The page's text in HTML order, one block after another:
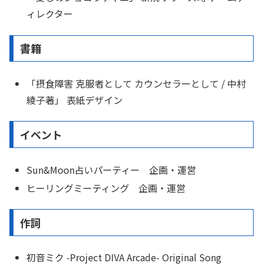
ィレクター
書籍
「摂食障害 克服者として カウンセラーとして / 中村
綾子著」 表紙デザイン
イベント
Sun&Moon占いパーティー 企画・運営
ヒーリングミーティング 企画・運営
作詞
初音ミク -Project DIVA Arcade- Original Song